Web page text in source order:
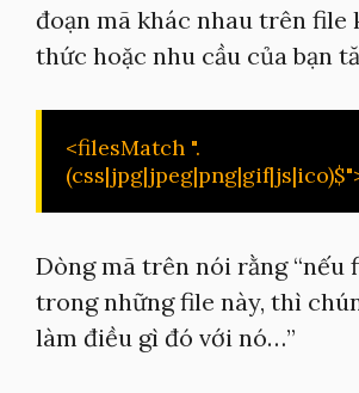
đoạn mã khác nhau trên file
thức hoặc nhu cầu của bạn
<filesMatch ".
Dòng mã trên nói rằng “nếu
trong những file này, thì
làm điều gì đó với nó…”